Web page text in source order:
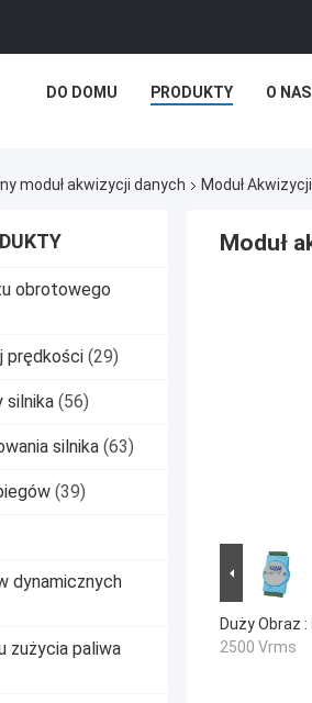
DO DOMU PRODUKTY O NAS
moduł akwizycji danych Moduł
obrotowego
prędkości (29)
silnika (56)
silnika (63)
(39)
dynamicznych
zużycia paliwa
Moduł
Duży Obraz :
2500 Vrms